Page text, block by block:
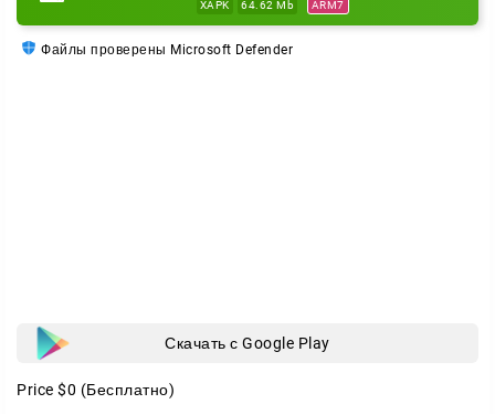
XAPK 64.62 Mb ARM7
Файлы проверены Microsoft Defender
Скачать с Google Play
Price $0 (Бесплатно)